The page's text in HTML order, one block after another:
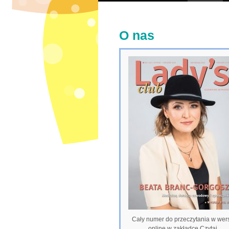
O nas
Cały numer do przeczytania w